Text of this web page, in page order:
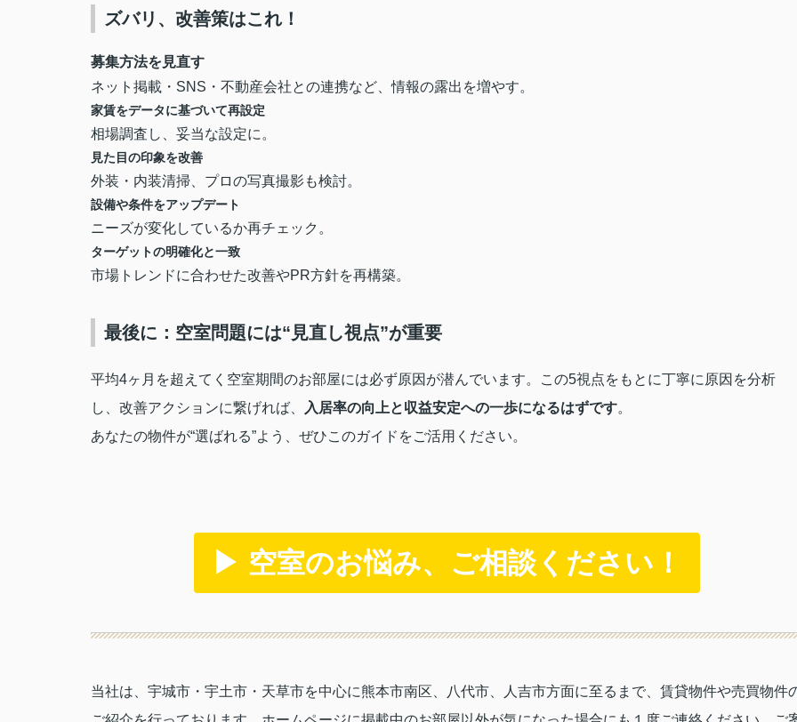
ズバリ、改善策はこれ！
募集方法を見直す
ネット掲載・SNS・不動産会社との連携など、情報の露出を増やす。
家賃をデータに基づいて再設定
相場調査し、妥当な設定に。
見た目の印象を改善
外装・内装清掃、プロの写真撮影も検討。
設備や条件をアップデート
ニーズが変化しているか再チェック。
ターゲットの明確化と一致
市場トレンドに合わせた改善やPR方針を再構築。
最後に：空室問題には“見直し視点”が重要
平均4ヶ月を超えてく空室期間のお部屋には必ず原因が潜んでいます。この5視点をもとに丁寧に原因を分析
し、改善アクションに繋げれば、
入居率の向上と収益安定への一歩になるはずです。
あなたの物件が“選ばれる”よう、ぜひこのガイドをご活用ください。
▶ 空室のお悩み、ご相談ください！
当社は、宇城市・宇土市・天草市を中心に熊本市南区、八代市、人吉市方面に至るまで、賃貸物件や売買物件